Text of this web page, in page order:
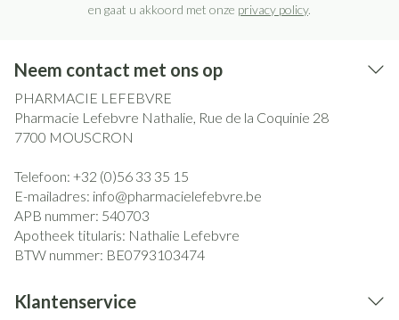
en gaat u akkoord met onze privacy policy.
Neem contact met ons op
PHARMACIE LEFEBVRE
Pharmacie Lefebvre Nathalie, Rue de la Coquinie 28
7700 MOUSCRON
Telefoon: +32 (0)56 33 35 15
E-mailadres: info@pharmacielefebvre.be
APB nummer: 540703
Apotheek titularis: Nathalie Lefebvre
BTW nummer: BE0793103474
Klantenservice